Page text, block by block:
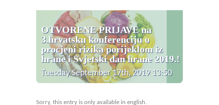
OTVORENE PRIJAVE na
3.hrvatsku konferenciju o
procjeni rizika porijeklom iz
hrane i Svjetski dan hrane 2019.!
Tuesday September 17th, 2019 13:50
Sorry, this entry is only available in english.